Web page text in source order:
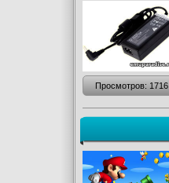
Просмотров: 1716